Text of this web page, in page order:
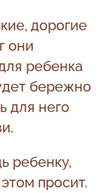
дорогие
они
ребенка
бережно
для него
ребенку,
просит.